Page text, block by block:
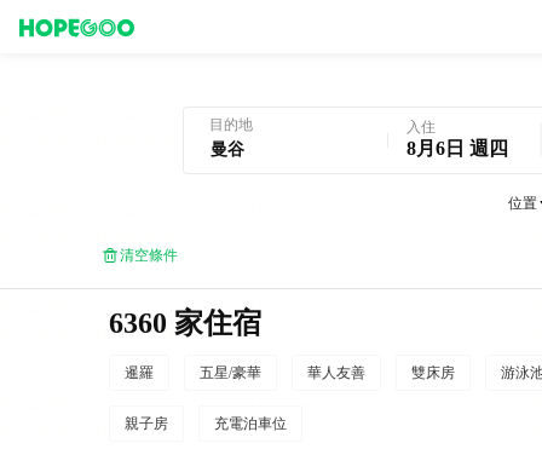
目的地 入住
8月6日 週四
位置
清空條件
6360 家住宿
暹羅 五星/豪華 華人友善 雙床房 游泳
親子房 充電泊車位